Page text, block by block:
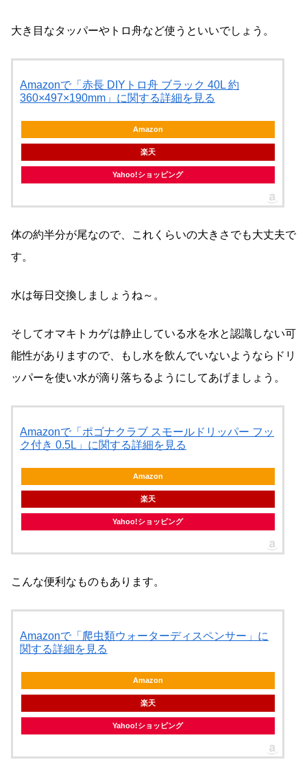
大き目なタッパーやトロ舟など使うといいでしょう。
Amazonで「赤長 DIYトロ舟 ブラック 40L 約
360×497×190mm」に関する詳細を見る
Amazon
楽天
Yahoo!ショッピング
体の約半分が尾なので、これくらいの大きさでも大丈夫で
す。
水は毎日交換しましょうね～。
そしてオマキトカゲは静止している水を水と認識しない可
能性がありますので、もし水を飲んでいないようならドリ
ッパーを使い水が滴り落ちるようにしてあげましょう。
Amazonで「ポゴナクラブ スモールドリッパー フッ
ク付き 0.5L」に関する詳細を見る
Amazon
楽天
Yahoo!ショッピング
こんな便利なものもあります。
Amazonで「爬虫類ウォーターディスペンサー」に
関する詳細を見る
Amazon
楽天
Yahoo!ショッピング